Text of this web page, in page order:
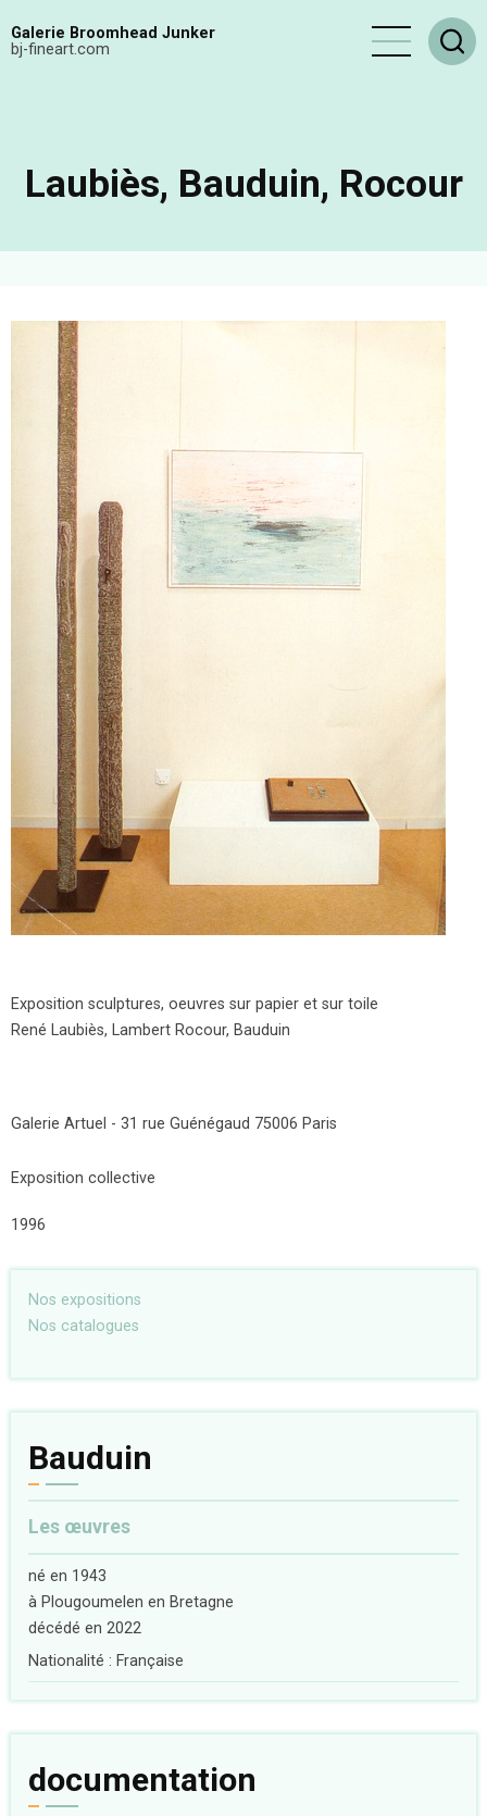
auGalerie Broomhead Junker
bj-fineart.com
Laubiès, Bauduin, Rocour
Exposition sculptures, oeuvres sur papier et sur toile
René Laubiès, Lambert Rocour, Bauduin
Galerie Artuel - 31 rue Guénégaud 75006 Paris
Exposition collective
1996
Nos expositions
Nos catalogues
Bauduin
Les œuvres
né en 1943
à Plougoumelen en Bretagne
décédé en 2022
Nationalité : Française
documentation